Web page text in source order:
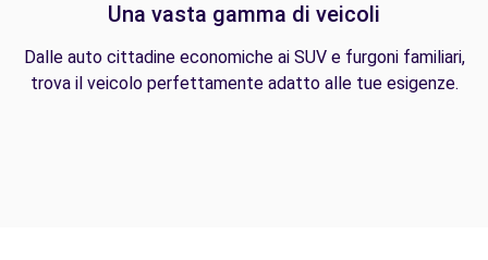
Una vasta gamma di veicoli
Dalle auto cittadine economiche ai SUV e furgoni familiari,
trova il veicolo perfettamente adatto alle tue esigenze.